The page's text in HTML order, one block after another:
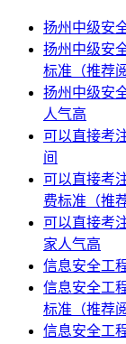
扬州中级安
扬州中级安
标准（推荐
扬州中级安
人气高
可以直接考
间
可以直接考
费标准（推
可以直接考
家人气高
信息安全工
信息安全工
标准（推荐
信息安全工